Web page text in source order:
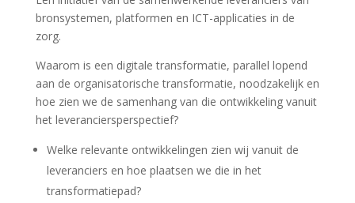
bronsystemen, platformen en ICT-applicaties in de
zorg.
Waarom is een digitale transformatie, parallel lopend
aan de organisatorische transformatie, noodzakelijk en
hoe zien we de samenhang van die ontwikkeling vanuit
het leveranciersperspectief?
Welke relevante ontwikkelingen zien wij vanuit de
leveranciers en hoe plaatsen we die in het
transformatiepad?